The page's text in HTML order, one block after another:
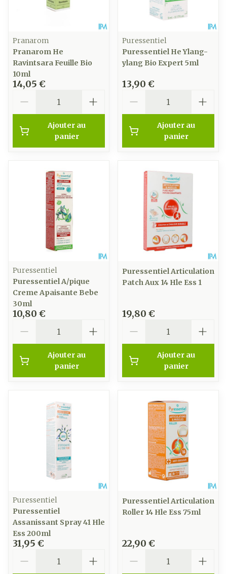
Pranarom
Pranarom He
Ravintsara Feuille Bio
10ml
14,05 €
Ajouter au
panier
Puressentiel
Puressentiel He Ylang-
ylang Bio Expert 5ml
13,90 €
Ajouter au
panier
Puressentiel
Puressentiel A/pique
Creme Apaisante Bebe
30ml
10,80 €
Ajouter au
panier
Puressentiel Articulation
Patch Aux 14 Hle Ess 1
19,80 €
Ajouter au
panier
Puressentiel
Puressentiel
Assanissant Spray 41 Hle
Ess 200ml
31,95 €
Puressentiel Articulation
Roller 14 Hle Ess 75ml
22,90 €